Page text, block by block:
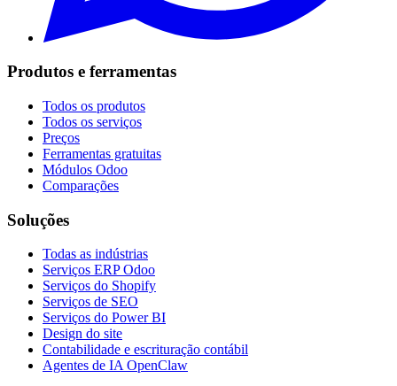
Produtos e ferramentas
Todos os produtos
Todos os serviços
Preços
Ferramentas gratuitas
Módulos Odoo
Comparações
Soluções
Todas as indústrias
Serviços ERP Odoo
Serviços do Shopify
Serviços de SEO
Serviços do Power BI
Design do site
Contabilidade e escrituração contábil
Agentes de IA OpenClaw